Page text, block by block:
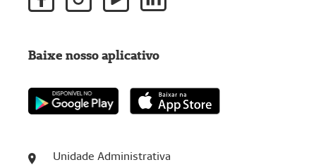
Unidade Administrativa
Baixe nosso aplicativo